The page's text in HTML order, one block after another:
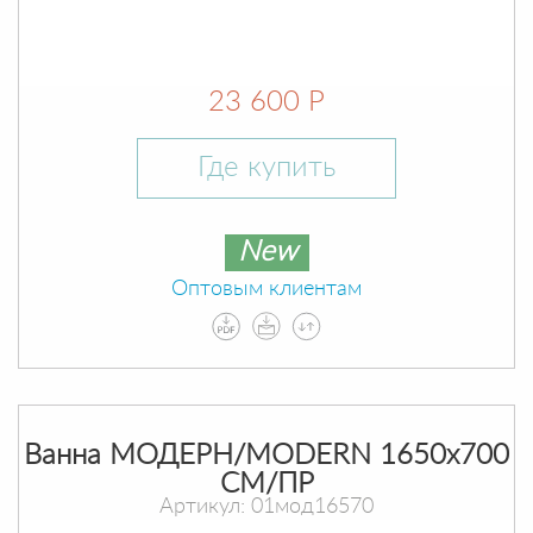
23 600 Р
Где купить
New
Оптовым клиентам
Ванна МОДЕРН/MODERN 1650х700
СМ/ПР
Артикул: 01мод16570